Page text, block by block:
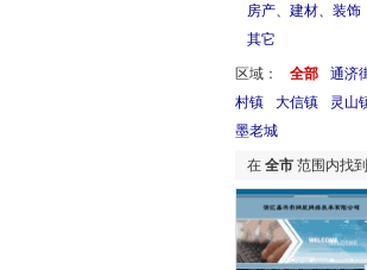
房产、建材、装饰
其它
区域： 全部 通济
村镇
大信镇 灵山
墨老城
在 全市 范围内找到